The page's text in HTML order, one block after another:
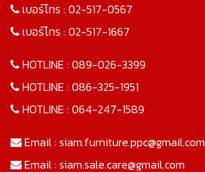
เบอร์โทร : 02-517-0567
เบอร์โทร : 02-517-1667
HOTLINE : 089-026-3399
HOTLINE : 086-325-1951
HOTLINE : 064-247-1589
Email : siam.furniture.ppc@gmail.com
Email : siam.sale.care@gmail.com